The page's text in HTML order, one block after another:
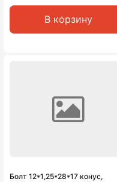
В корзину
Болт 12*1,25*28*17 конус,